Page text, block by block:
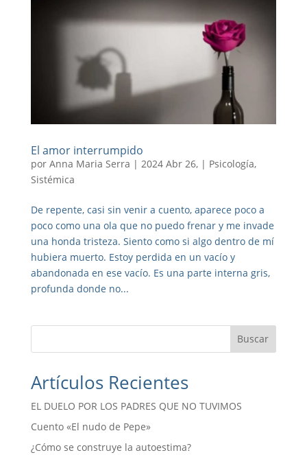
El amor interrumpido
por Anna Maria Serra | 2024 Abr 26,| Psicología,
Sistémica
De repente, casi sin venir a cuento, aparece poco a
poco como una ola que no puedo frenar y me invade
una honda tristeza. Siento como si algo dentro de mí
hubiera muerto. Estoy perdida en un vacío y
abandonada en ese vacío. Es una parte interna gris,
profunda donde no...
Buscar
Artículos Recientes
EL DUELO POR LOS PADRES QUE NO TUVIMOS
Cuento «El nudo de Pepe»
¿Cómo se construye la autoestima?